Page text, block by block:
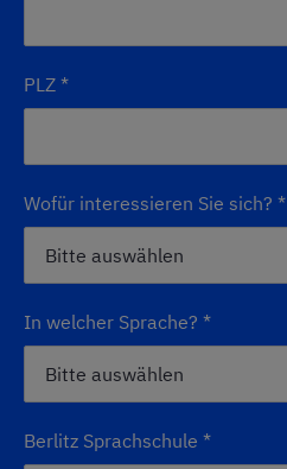
PLZ *
Wofür interessieren Sie sich? *
In welcher Sprache? *
Berlitz Sprachschule *